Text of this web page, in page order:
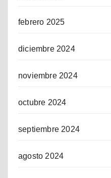
febrero 2025
diciembre 2024
noviembre 2024
octubre 2024
septiembre 2024
agosto 2024